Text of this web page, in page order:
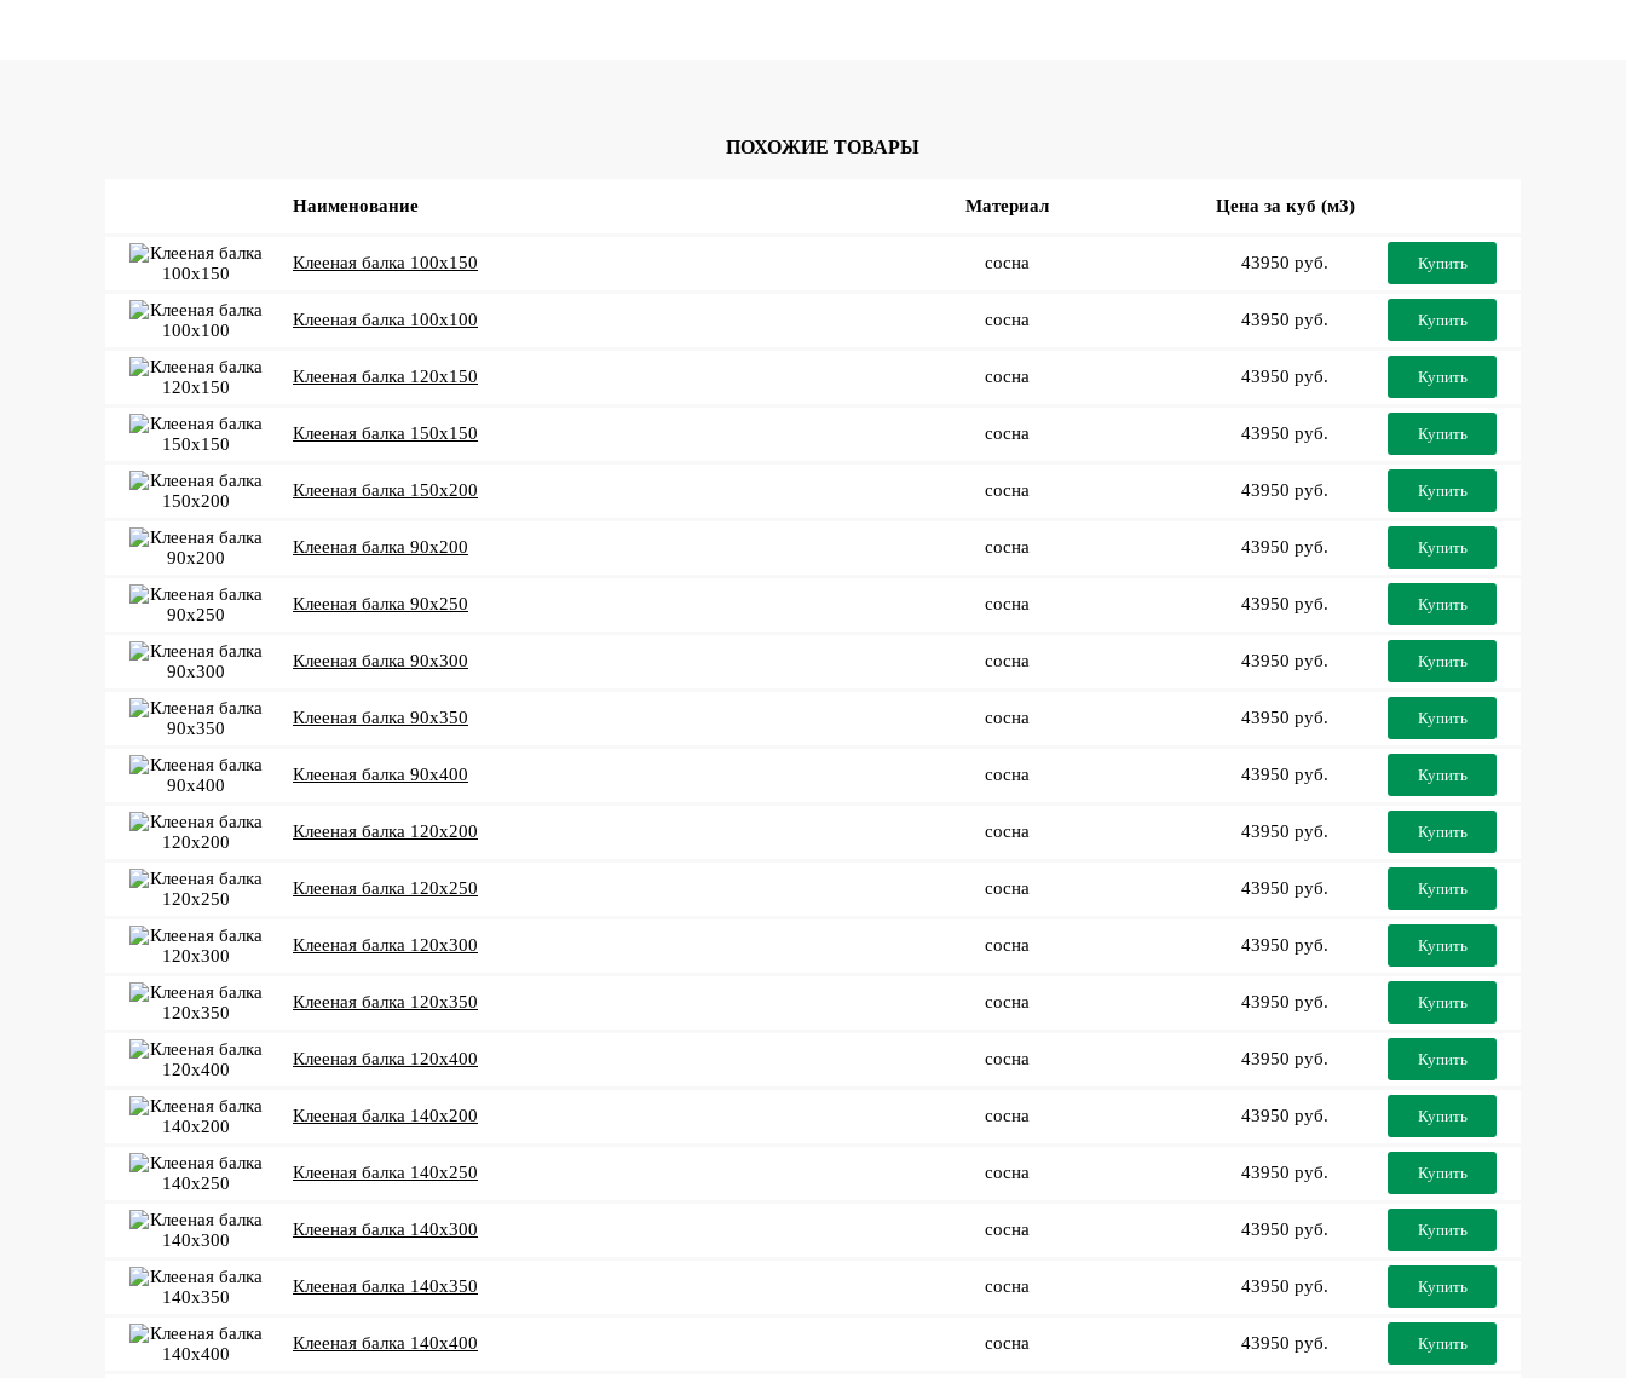
ПОХОЖИЕ ТОВАРЫ
Наименование Материал Цена за куб (м3)
Клееная балка 100x150 сосна 43950 руб. Купить
Клееная балка 100x100 сосна 43950 руб. Купить
Клееная балка 120x150 сосна 43950 руб. Купить
Клееная балка 150x150 сосна 43950 руб. Купить
Клееная балка 150x200 сосна 43950 руб. Купить
Клееная балка 90x200 сосна 43950 руб. Купить
Клееная балка 90x250 сосна 43950 руб. Купить
Клееная балка 90x300 сосна 43950 руб. Купить
Клееная балка 90x350 сосна 43950 руб. Купить
Клееная балка 90x400 сосна 43950 руб. Купить
Клееная балка 120x200 сосна 43950 руб. Купить
Клееная балка 120x250 сосна 43950 руб. Купить
Клееная балка 120x300 сосна 43950 руб. Купить
Клееная балка 120x350 сосна 43950 руб. Купить
Клееная балка 120x400 сосна 43950 руб. Купить
Клееная балка 140x200 сосна 43950 руб. Купить
Клееная балка 140x250 сосна 43950 руб. Купить
Клееная балка 140x300 сосна 43950 руб. Купить
Клееная балка 140x350 сосна 43950 руб. Купить
Клееная балка 140x400 сосна 43950 руб. Купить